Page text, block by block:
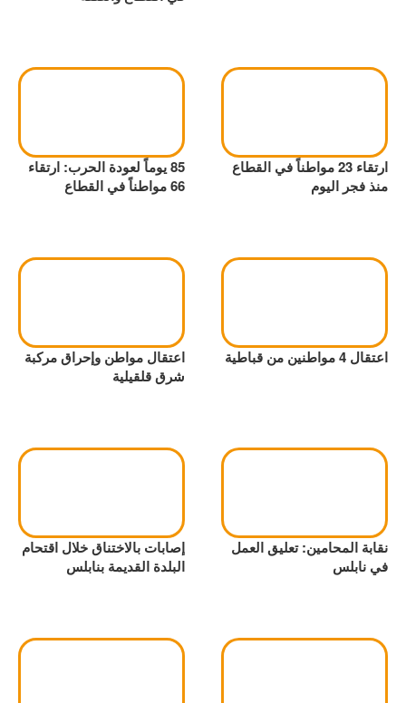
ارتقاء 23 مواطناً في القطاع
منذ فجر اليوم
85 يوماً لعودة الحرب: ارتقاء
66 مواطناً في القطاع
اعتقال 4 مواطنين من قباطية
اعتقال مواطن وإحراق مركبة
شرق قلقيلية
نقابة المحامين: تعليق العمل
في نابلس
إصابات بالاختناق خلال اقتحام
البلدة القديمة بنابلس